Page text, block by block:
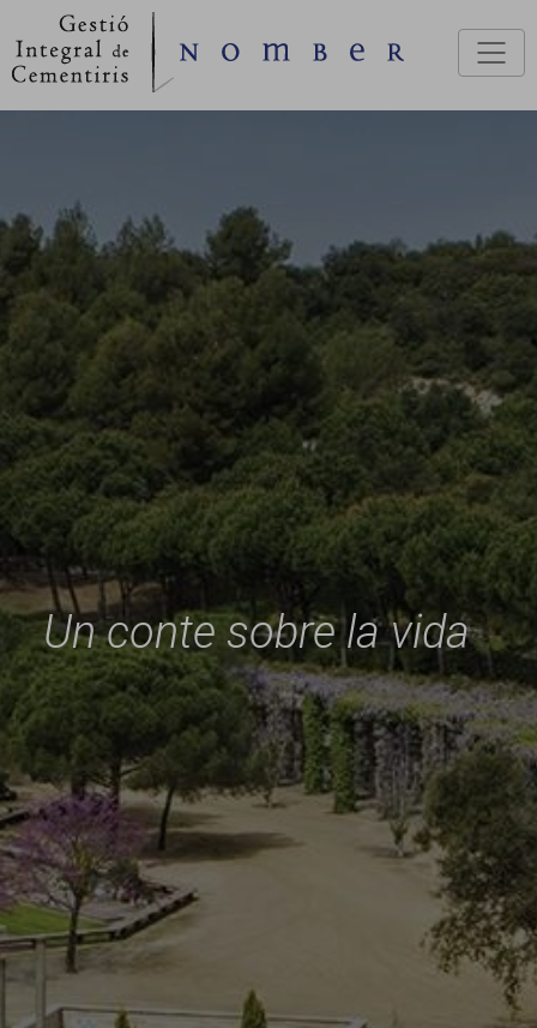
Un conte sobre la vida